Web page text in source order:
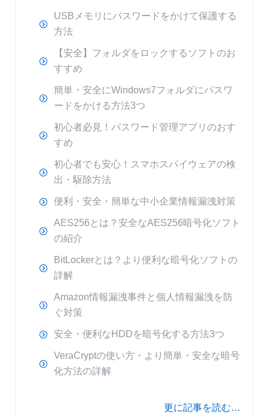
USBメモリにパスワードをかけて保護する
方法
【安全】フォルダをロックするソフトのお
すすめ
簡単・安全にWindows7フォルダにパスワ
ードをかける方法3つ
初心者必見！パスワード管理アプリのおす
すめ
初心者でも安心！スマホスパイウェアの検
出・駆除方法
便利・安全・簡単な中小企業情報漏洩対策
AES256とは？安全なAES256暗号化ソフト
の紹介
BitLockerとは？より便利な暗号化ソフトの
詳解
Amazon情報漏洩事件と個人情報漏洩を防
ぐ対策
安全・便利なHDDを暗号化する方法3つ
VeraCryptの使い方・より簡単・安全な暗号
化方法の詳解
更に記事を読む…